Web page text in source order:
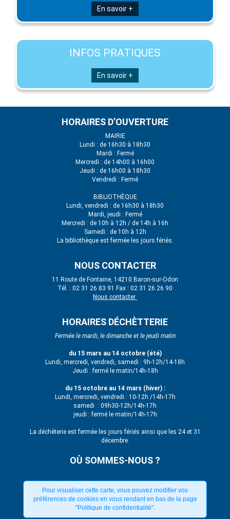
En savoir +
INFOS PRATIQUES
En savoir +
HORAIRES D’OUVERTURE
MAIRIE
Lundi : de 16h30 à 18h30
Mardi : Fermé
Mercredi : de 14h00 à 16h00
Jeudi : de 16h00 à 18h30
Vendredi : Fermé
BIBLIOTHÈQUE
Lundi, vendredi : de 16h30 à 18h30
Mardi, jeudi : Fermé
Mercredi : de 10h à 12h / de 14h à 16h
Samedi : de 10h à 12h
La bibliothèque est fermée les jours fériés.
NOUS CONTACTER
11 Route de Fontaine, 14210 Baron-sur-Odon
Tél. : 02 31 26 83 91 Fax : 02 31 26 26 90
Nous contacter
HORAIRES DÉCHÈTTERIE
Fermée le mardi, le dimanche et le jeudi matin
du 15 mars au 14 octobre (été)
Lundi, mercredi, vendredi, samedi : 9h-12h/14-18h
Jeudi : fermé le matin/14h-18h
du 15 octobre au 14 mars (hiver) :
Lundi, mercredi, vendredi : 10-12h /14h-17h
samedi : 09h30-12h/14h-17h
jeudi : fermé le matin/14h-17h
La déchèterie est fermée les jours fériés ainsi que les 24 et 31
décembre.
OÙ SOMMES-NOUS ?
Pour visualiser cette carte, vous pouvez modifier vos
préférences de cookies en vous rendant en bas de la page
"Politique de confidentialité".